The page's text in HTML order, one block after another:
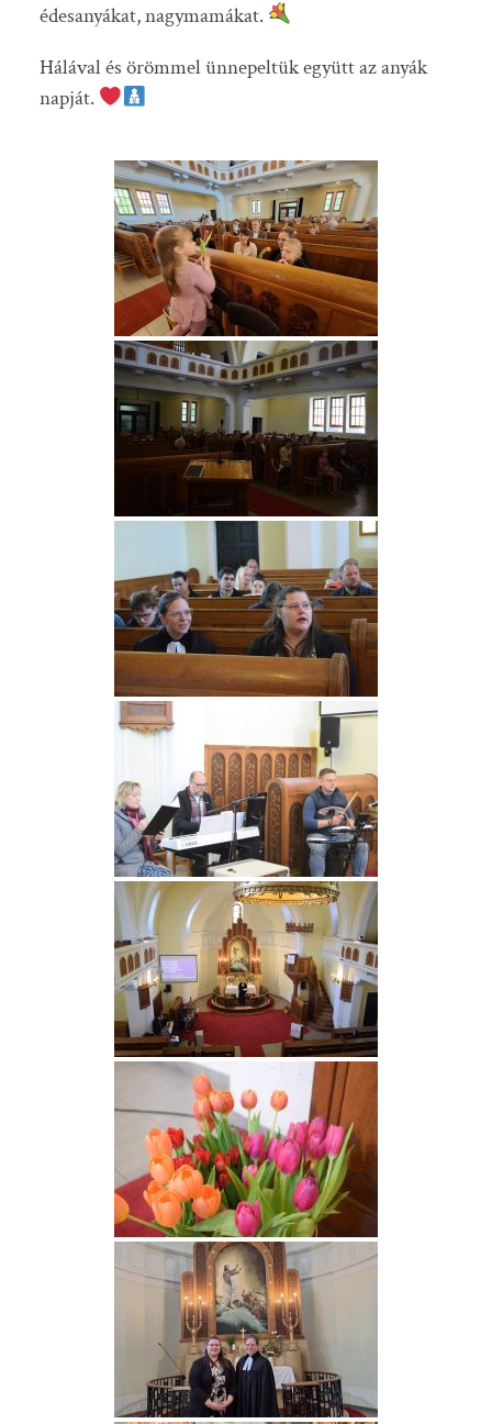
édesanyákat, nagymamákat.
Hálával és örömmel ünnepeltük együtt az anyák
napját.